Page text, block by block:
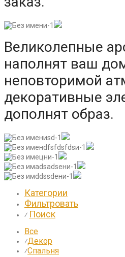
Великолепные
наполнят ваш
неповторимой
декоративные
дополнят образ.
Категории
Фильтровать
⁄ Поиск
Все
⁄Декор
⁄Спальня